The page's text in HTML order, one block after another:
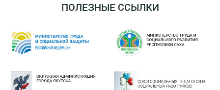
ПОЛЕЗНЫЕ ССЫЛКИ